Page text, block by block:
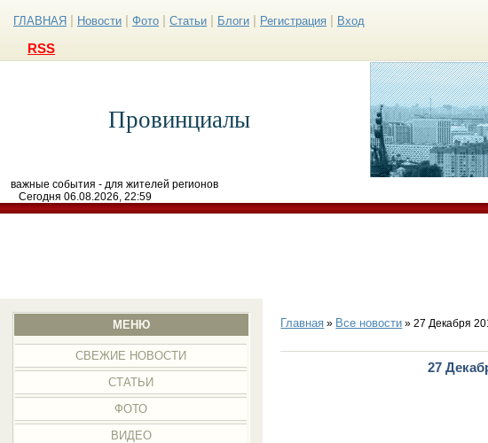
ГЛАВНАЯ Новости Фото Статьи Блоги Регистрация Вход
RSS
Провинциалы
важные события - для жителей регионов
Сегодня 06.08.2026, 22:59
МЕНЮ
СВЕЖИЕ НОВОСТИ
СТАТЬИ
ФОТО
ВИДЕО
Главная » Все новости » 27 Декабря
27